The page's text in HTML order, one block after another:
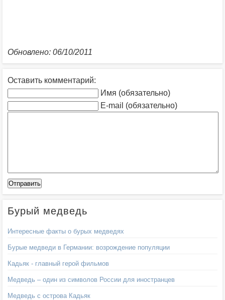
Обновлено: 06/10/2011
Оставить комментарий:
Имя (обязательно)
E-mail (обязательно)
Бурый медведь
Интересные факты о бурых медведях
Бурые медведи в Германии: возрождение популяции
Кадьяк - главный герой фильмов
Медведь – один из символов России для иностранцев
Медведь с острова Кадьяк